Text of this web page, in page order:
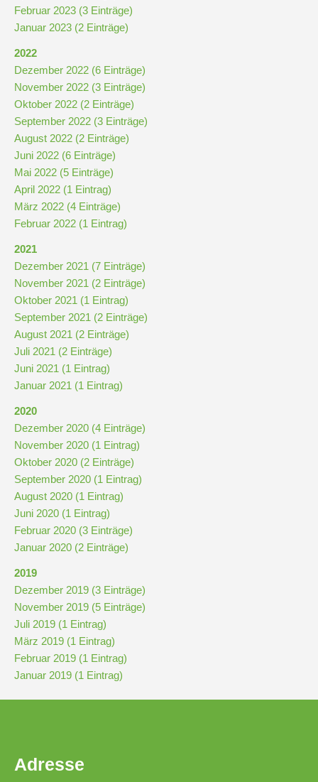
Schulsanitätsdienst
Unterricht
Vertretungsplan
Stundenraster
Realschulbildungsgang
und
6
Stufe
7
und
8
Stufe
9
und
10
Hauptschulbildungsgang
Wahlpflichtunterricht
ab
Kl.
7
Was
war?
Organisatorisches
Februar 2023 (3 Einträge)
Januar 2023 (2 Einträge)
2022
Dezember 2022 (6 Einträge)
November 2022 (3 Einträge)
Oktober 2022 (2 Einträge)
September 2022 (3 Einträge)
August 2022 (2 Einträge)
Juni 2022 (6 Einträge)
Mai 2022 (5 Einträge)
April 2022 (1 Eintrag)
März 2022 (4 Einträge)
Februar 2022 (1 Eintrag)
2021
Dezember 2021 (7 Einträge)
November 2021 (2 Einträge)
Oktober 2021 (1 Eintrag)
September 2021 (2 Einträge)
August 2021 (2 Einträge)
Juli 2021 (2 Einträge)
Juni 2021 (1 Eintrag)
Januar 2021 (1 Eintrag)
2020
Dezember 2020 (4 Einträge)
November 2020 (1 Eintrag)
Oktober 2020 (2 Einträge)
September 2020 (1 Eintrag)
August 2020 (1 Eintrag)
Juni 2020 (1 Eintrag)
Februar 2020 (3 Einträge)
Januar 2020 (2 Einträge)
2019
Dezember 2019 (3 Einträge)
November 2019 (5 Einträge)
Juli 2019 (1 Eintrag)
März 2019 (1 Eintrag)
Februar 2019 (1 Eintrag)
Januar 2019 (1 Eintrag)
Adresse